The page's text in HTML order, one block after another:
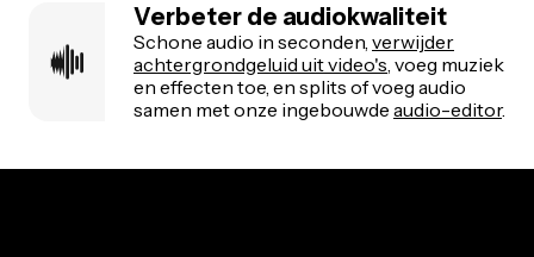
Verbeter de audiokwaliteit
Schone audio in seconden, verwijder
achtergrondgeluid uit video's , voeg muziek
en effecten toe, en splits of voeg audio
samen met onze ingebouwde audio-editor.